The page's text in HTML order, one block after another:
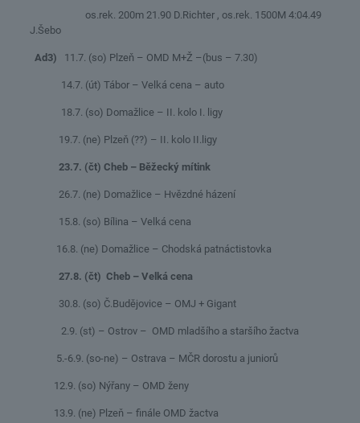
os.rek. 200m 21.90 D.Richter , os.rek. 1500M 4:04.49
J.Šebo
Ad3) 11.7. (so) Plzeň – OMD M+Ž –(bus – 7.30)
14.7. (út) Tábor – Velká cena – auto
18.7. (so) Domažlice – II. kolo I. ligy
19.7. (ne) Plzeň (??) – II. kolo II.ligy
23.7. (čt) Cheb – Běžecký mítink
26.7. (ne) Domažlice – Hvězdné házení
15.8. (so) Bílina – Velká cena
16.8. (ne) Domažlice – Chodská patnáctistovka
27.8. (čt) Cheb – Velká cena
30.8. (so) Č.Budějovice – OMJ + Gigant
2.9. (st) – Ostrov – OMD mladšího a staršího žactva
5.-6.9. (so-ne) – Ostrava – MČR dorostu a juniorů
12.9. (so) Nýřany – OMD ženy
13.9. (ne) Plzeň – finále OMD žactva